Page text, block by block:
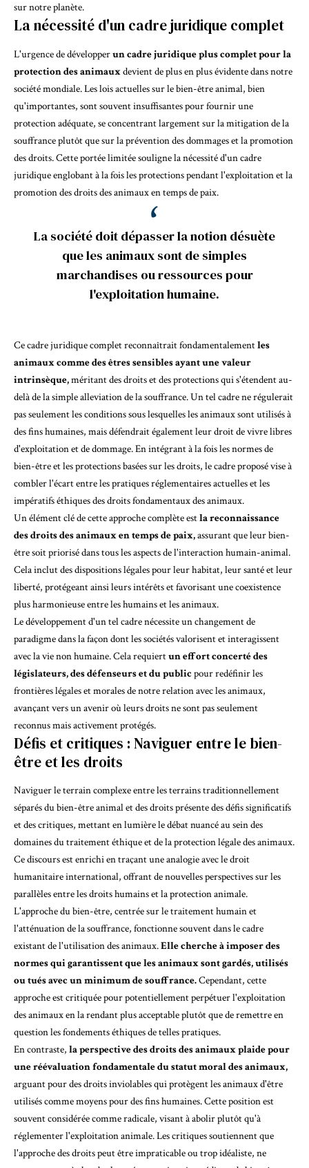
sur notre planète.
La nécessité d'un cadre juridique complet
L'urgence de développerun cadre juridique plus complet pour la
protection des animauxdevient de plus en plus évidente dans notre
société mondiale. Les lois actuelles sur le bien-être animal, bien
qu'importantes, sont souvent insuffisantes pour fournir une
protection adéquate, se concentrant largement sur la mitigation de la
souffrance plutôt que sur la prévention des dommages et la promotion
des droits. Cette portée limitée souligne la nécessité d'un cadre
juridique englobant à la fois les protections pendant l'exploitation et la
promotion des droits des animaux en temps de paix.
La société doit dépasser la notion désuète
que les animaux sont de simples
marchandises ou ressources pour
l'exploitation humaine.
Ce cadre juridique complet reconnaîtrait fondamentalementles
animaux comme des êtres sensibles ayant une valeur
intrinsèque,méritant des droits et des protections qui s'étendent au-
delà de la simple alleviation de la souffrance. Un tel cadre ne régulerait
pas seulement les conditions sous lesquelles les animaux sont utilisés à
des fins humaines, mais défendrait également leur droit de vivre libres
d'exploitation et de dommage. En intégrant à la fois les normes de
bien-être et les protections basées sur les droits, le cadre proposé vise à
combler l'écart entre les pratiques réglementaires actuelles et les
impératifs éthiques des droits fondamentaux des animaux.
Un élément clé de cette approche complète estla reconnaissance
des droits des animaux en temps de paix,assurant que leur bien-
être soit priorisé dans tous les aspects de l'interaction humain-animal.
Cela inclut des dispositions légales pour leur habitat, leur santé et leur
liberté, protégeant ainsi leurs intérêts et favorisant une coexistence
plus harmonieuse entre les humains et les animaux.
Le développement d'un tel cadre nécessite un changement de
paradigme dans la façon dont les sociétés valorisent et interagissent
avec la vie non humaine. Cela requiertun effort concerté des
législateurs, des défenseurs et du publicpour redéfinir les
frontières légales et morales de notre relation avec les animaux,
avançant vers un avenir où leurs droits ne sont pas seulement
reconnus mais activement protégés.
Défis et critiques : Naviguer entre le bien-
être et les droits
Naviguer le terrain complexe entre les terrains traditionnellement
séparés du bien-être animal et des droits présente des défis significatifs
et des critiques, mettant en lumière le débat nuancé au sein des
domaines du traitement éthique et de la protection légale des animaux.
Ce discours est enrichi en traçant une analogie avec le droit
humanitaire international, offrant de nouvelles perspectives sur les
parallèles entre les droits humains et la protection animale.
L'approche du bien-être, centrée sur le traitement humain et
l'atténuation de la souffrance, fonctionne souvent dans le cadre
existant de l'utilisation des animaux.Elle cherche à imposer des
normes qui garantissent que les animaux sont gardés, utilisés
ou tués avec un minimum de souffrance.Cependant, cette
approche est critiquée pour potentiellement perpétuer l'exploitation
des animaux en la rendant plus acceptable plutôt que de remettre en
question les fondements éthiques de telles pratiques.
En contraste, la perspective des droits des animaux plaide pour
une réévaluation fondamentale du statut moral des animaux,
arguant pour des droits inviolables qui protègent les animaux d'être
utilisés comme moyens pour des fins humaines. Cette position est
souvent considérée comme radicale, visant à abolir plutôt qu'à
réglementer l'exploitation animale. Les critiques soutiennent que
l'approche des droits peut être impraticable ou trop idéaliste, ne